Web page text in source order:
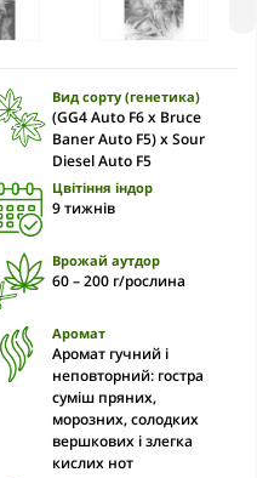
Вид сорту (генетика)
(GG4 Auto F6 x Bruce
Baner Auto F5) x Sour
Diesel Auto F5
Цвітіння індор
9 тижнів
Врожай аутдор
60 – 200 г/рослина
Аромат
Аромат гучний і
неповторний: гостра
суміш пряних,
морозних, солодких
вершкових і злегка
кислих нот